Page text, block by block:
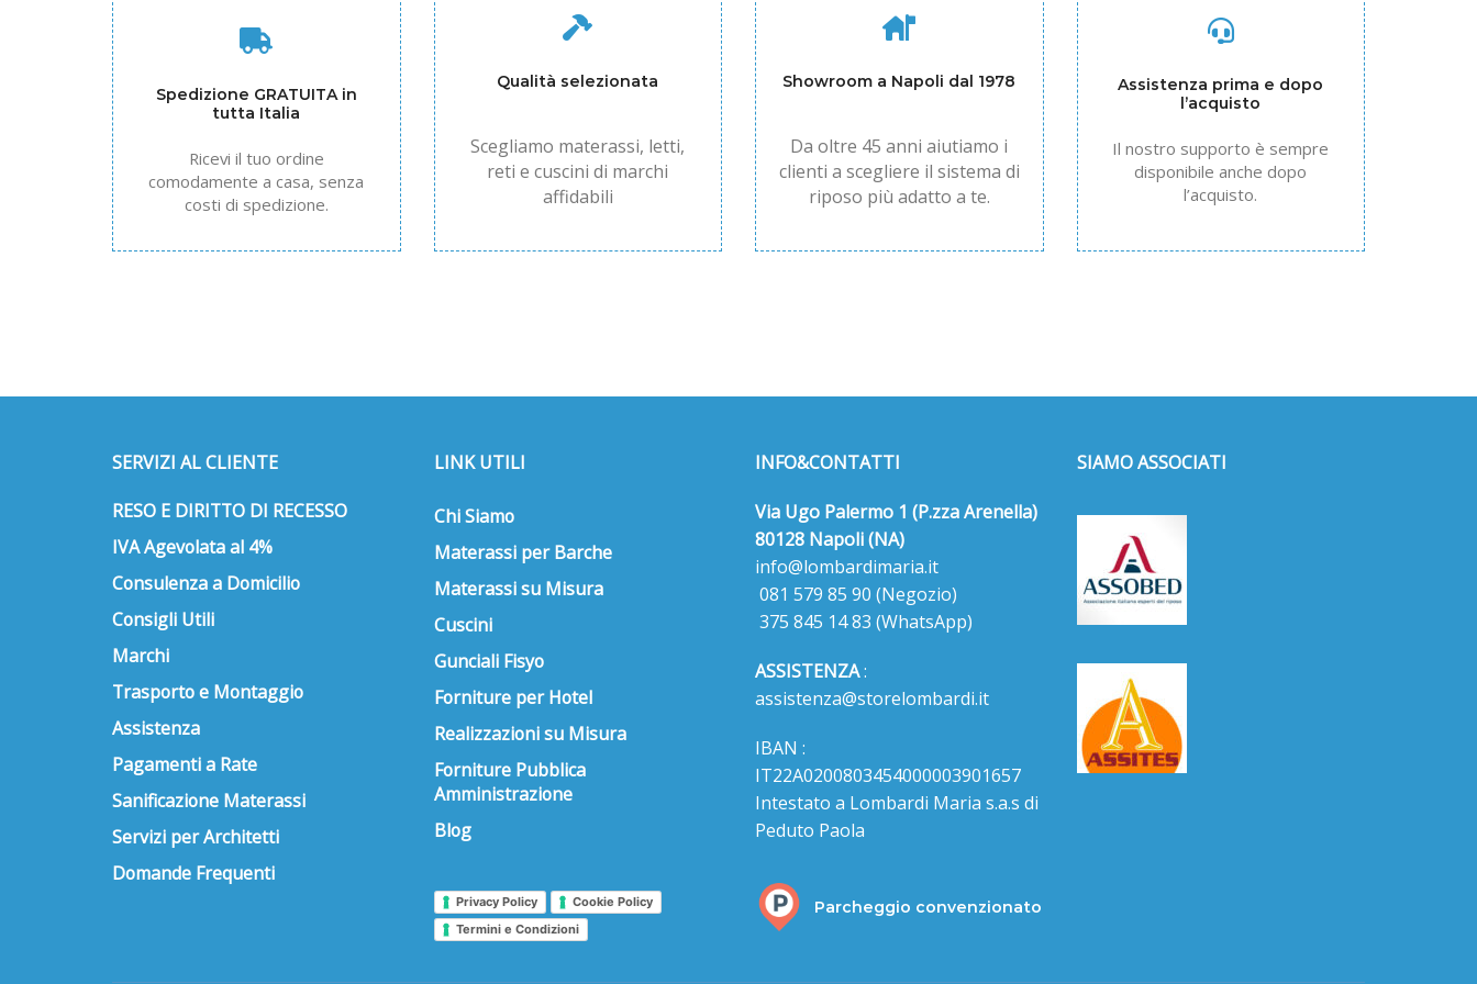
Spedizione GRATUITA in
tutta Italia
Ricevi il tuo ordine
comodamente a casa, senza
costi di spedizione.
Qualità selezionata
Scegliamo materassi, letti,
reti e cuscini di marchi
affidabili
Showroom a Napoli dal 1978
Da oltre 45 anni aiutiamo i
clienti a scegliere il sistema di
riposo più adatto a te.
Assistenza prima e dopo
l’acquisto
Il nostro supporto è sempre
disponibile anche dopo
l’acquisto.
SERVIZI AL CLIENTE
RESO E DIRITTO DI RECESSO
IVA Agevolata al 4%
Consulenza a Domicilio
Consigli Utili
Marchi
Trasporto e Montaggio
Assistenza
Pagamenti a Rate
Sanificazione Materassi
Servizi per Architetti
Domande Frequenti
LINK UTILI
Chi Siamo
Materassi per Barche
Materassi su Misura
Cuscini
Gunciali Fisyo
Forniture per Hotel
Realizzazioni su Misura
Forniture Pubblica
Amministrazione
Blog
Privacy Policy
Cookie Policy
Termini e Condizioni
INFO&CONTATTI
Via Ugo Palermo 1 (P.zza Arenella)
80128 Napoli (NA)
info@lombardimaria.it
081 579 85 90 (Negozio)
375 845 14 83 (WhatsApp)
ASSISTENZA:
assistenza@storelombardi.it
IBAN :
IT22A0200803454000003901657
Intestato a Lombardi Maria s.a.s di
Peduto Paola
Parcheggio convenzionato
SIAMO ASSOCIATI